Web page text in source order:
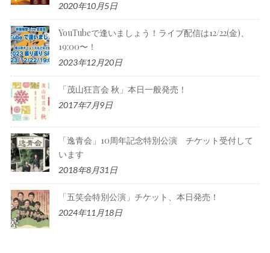
2020年10月5日
YouTubeで逢いましょう！ライブ配信は12/22(金)、
19:00〜！
2023年12月20日
「茂山狂言会 秋」本日一般発売！
2017年7月9日
「逸青会」10周年記念特別公演 チケット受付して
います
2018年8月31日
「五笑会特別公演」チケット、本日発売！
2024年11月18日